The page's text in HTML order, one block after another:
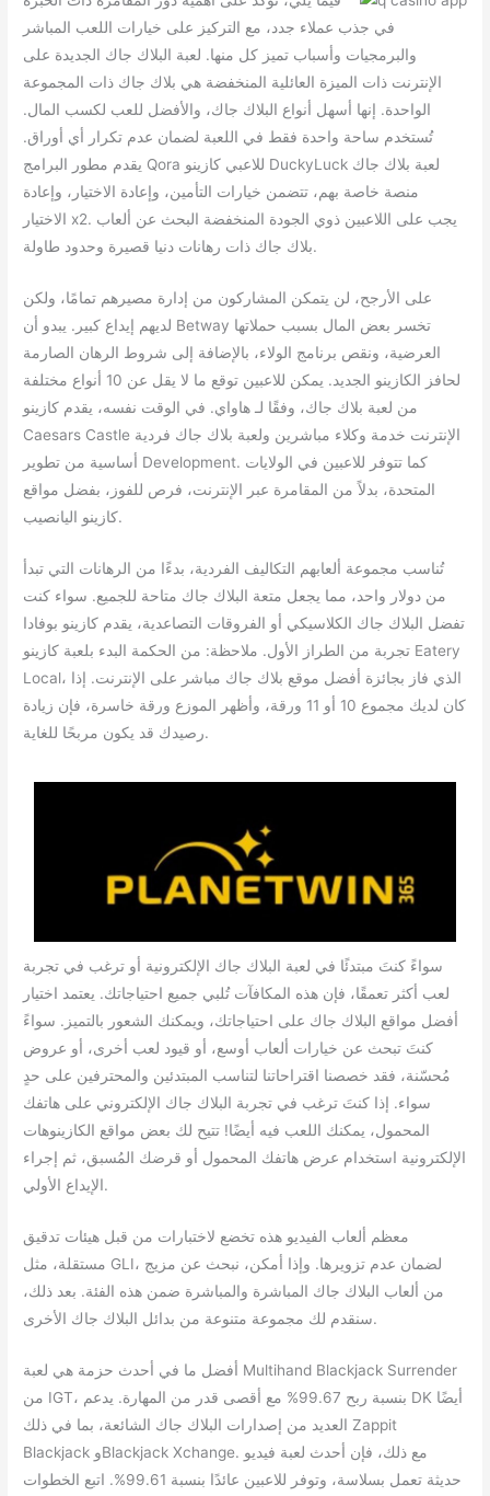
في جذب عملاء جدد، مع التركيز على خيارات اللعب المباشر
والبرمجيات وأسباب تميز كل منها. لعبة البلاك جاك الجديدة على
الإنترنت ذات الميزة العائلية المنخفضة هي بلاك جاك ذات المجموعة
الواحدة. إنها أسهل أنواع البلاك جاك، والأفضل للعب لكسب المال.
تُستخدم ساحة واحدة فقط في اللعبة لضمان عدم تكرار أي أوراق.
يقدم مطور البرامج Qora للاعبي كازينو DuckyLuck لعبة بلاك جاك
منصة خاصة بهم، تتضمن خيارات التأمين، وإعادة الاختيار، وإعادة
الاختيار x2. يجب على اللاعبين ذوي الجودة المنخفضة البحث عن ألعاب
بلاك جاك ذات رهانات دنيا قصيرة وحدود طاولة.
على الأرجح، لن يتمكن المشاركون من إدارة مصيرهم تمامًا، ولكن
لديهم إيداع كبير. يبدو أن Betway تخسر بعض المال بسبب حملاتها
العرضية، ونقص برنامج الولاء، بالإضافة إلى شروط الرهان الصارمة
لحافز الكازينو الجديد. يمكن للاعبين توقع ما لا يقل عن 10 أنواع مختلفة
من لعبة بلاك جاك، وفقًا لـ هاواي. في الوقت نفسه، يقدم كازينو
Caesars Castle الإنترنت خدمة وكلاء مباشرين ولعبة بلاك جاك فردية
أساسية من تطوير Development. كما تتوفر للاعبين في الولايات
المتحدة، بدلاً من المقامرة عبر الإنترنت، فرص للفوز، بفضل مواقع
كازينو اليانصيب.
تُناسب مجموعة ألعابهم التكاليف الفردية، بدءًا من الرهانات التي تبدأ
من دولار واحد، مما يجعل متعة البلاك جاك متاحة للجميع. سواء كنت
تفضل البلاك جاك الكلاسيكي أو الفروقات التصاعدية، يقدم كازينو بوفادا
تجربة من الطراز الأول. ملاحظة: من الحكمة البدء بلعبة كازينو Eatery
Local، الذي فاز بجائزة أفضل موقع بلاك جاك مباشر على الإنترنت. إذا
كان لديك مجموع 10 أو 11 ورقة، وأظهر الموزع ورقة خاسرة، فإن زيادة
رصيدك قد يكون مربحًا للغاية.
سواءً كنتَ مبتدئًا في لعبة البلاك جاك الإلكترونية أو ترغب في تجربة
لعب أكثر تعمقًا، فإن هذه المكافآت تُلبي جميع احتياجاتك. يعتمد اختيار
أفضل مواقع البلاك جاك على احتياجاتك، ويمكنك الشعور بالتميز. سواءً
كنتَ تبحث عن خيارات ألعاب أوسع، أو قيود لعب أخرى، أو عروض
مُحسّنة، فقد خصصنا اقتراحاتنا لتناسب المبتدئين والمحترفين على حدٍ
سواء. إذا كنتَ ترغب في تجربة البلاك جاك الإلكتروني على هاتفك
المحمول، يمكنك اللعب فيه أيضًا! تتيح لك بعض مواقع الكازينوهات
الإلكترونية استخدام عرض هاتفك المحمول أو قرضك المُسبق، ثم إجراء
الإيداع الأولي.
معظم ألعاب الفيديو هذه تخضع لاختبارات من قبل هيئات تدقيق
مستقلة، مثل GLI، لضمان عدم تزويرها. وإذا أمكن، نبحث عن مزيج
من ألعاب البلاك جاك المباشرة والمباشرة ضمن هذه الفئة. بعد ذلك،
سنقدم لك مجموعة متنوعة من بدائل البلاك جاك الأخرى.
أفضل ما في أحدث حزمة هي لعبة Multihand Blackjack Surrender
من IGT، بنسبة ربح 99.67% مع أقصى قدر من المهارة. يدعم DK أيضًا
العديد من إصدارات البلاك جاك الشائعة، بما في ذلك Zappit
Blackjack وBlackjack Xchange. مع ذلك، فإن أحدث لعبة فيديو
حديثة تعمل بسلاسة، وتوفر للاعبين عائدًا بنسبة 99.61%. اتبع الخطوات